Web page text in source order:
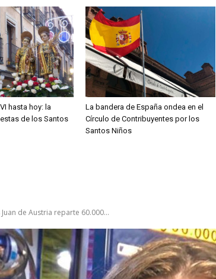
hasta hoy: la
de los Santos
La bandera de España ondea en el
Círculo de Contribuyentes por los
Santos Niños